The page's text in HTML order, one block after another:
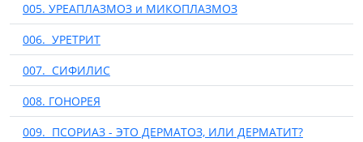
005. УРЕАПЛАЗМОЗ и МИКОПЛАЗМОЗ
006. УРЕТРИТ
007. СИФИЛИС
008. ГОНОРЕЯ
009. ПСОРИАЗ - ЭТО ДЕРМАТОЗ, ИЛИ ДЕРМАТИТ?